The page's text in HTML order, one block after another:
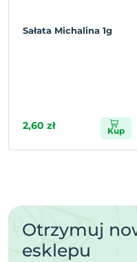
Sałata Michalina 1g
2,60 zł Kup
Otrzymuj
esklepu